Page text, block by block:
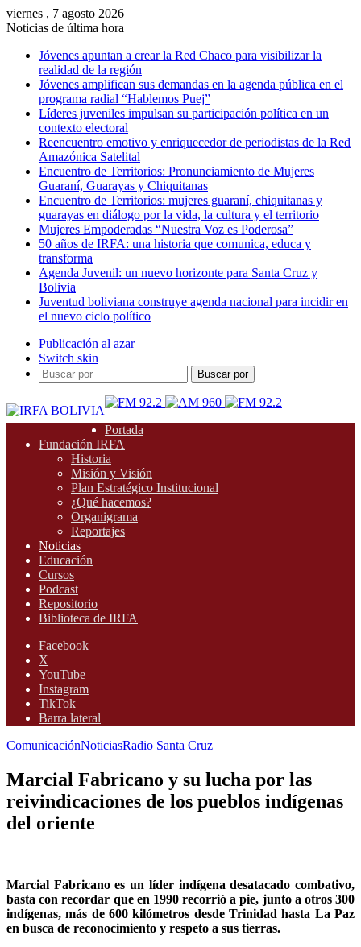
viernes , 7 agosto 2026
Noticias de última hora
Jóvenes apuntan a crear la Red Chaco para visibilizar la
realidad de la región
Jóvenes amplifican sus demandas en la agenda pública en el
programa radial “Hablemos Puej”
Líderes juveniles impulsan su participación política en un
contexto electoral
Reencuentro emotivo y enriquecedor de periodistas de la Red
Amazónica Satelital
Encuentro de Territorios: Pronunciamiento de Mujeres
Guaraní, Guarayas y Chiquitanas
Encuentro de Territorios: mujeres guaraní, chiquitanas y
guarayas en diálogo por la vida, la cultura y el territorio
Mujeres Empoderadas “Nuestra Voz es Poderosa”
50 años de IRFA: una historia que comunica, educa y
transforma
Agenda Juvenil: un nuevo horizonte para Santa Cruz y
Bolivia
Juventud boliviana construye agenda nacional para incidir en
el nuevo ciclo político
Publicación al azar
Switch skin
Buscar por
Portada
Fundación IRFA
Historia
Misión y Visión
Plan Estratégico Institucional
¿Qué hacemos?
Organigrama
Reportajes
Noticias
Educación
Cursos
Podcast
Repositorio
Biblioteca de IRFA
Facebook
X
YouTube
Instagram
TikTok
Barra lateral
ComunicaciónNoticiasRadio Santa Cruz
Marcial Fabricano y su lucha por las
reivindicaciones de los pueblos indígenas
del oriente
Marcial Fabricano es un líder indígena desatacado combativo,
basta con recordar que en 1990 recorrió a pie, junto a otros 300
indígenas, más de 600 kilómetros desde Trinidad hasta La Paz
en busca de reconocimiento y respeto a sus tierras.